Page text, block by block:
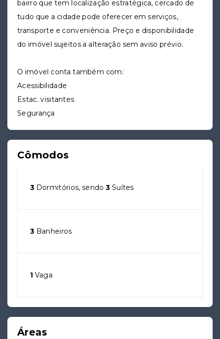
bairro que tem localização estratégica, cercado de
tudo que a cidade pode oferecer em serviços,
transporte e conveniência. Preço e disponibilidade
do imóvel sujeitos a alteração sem aviso prévio.
O imóvel conta também com:
Acessibilidade
Estac. visitantes
Segurança
Cômodos
3 Dormitórios, sendo3 Suítes
3 Banheiros
1 Vaga
Áreas